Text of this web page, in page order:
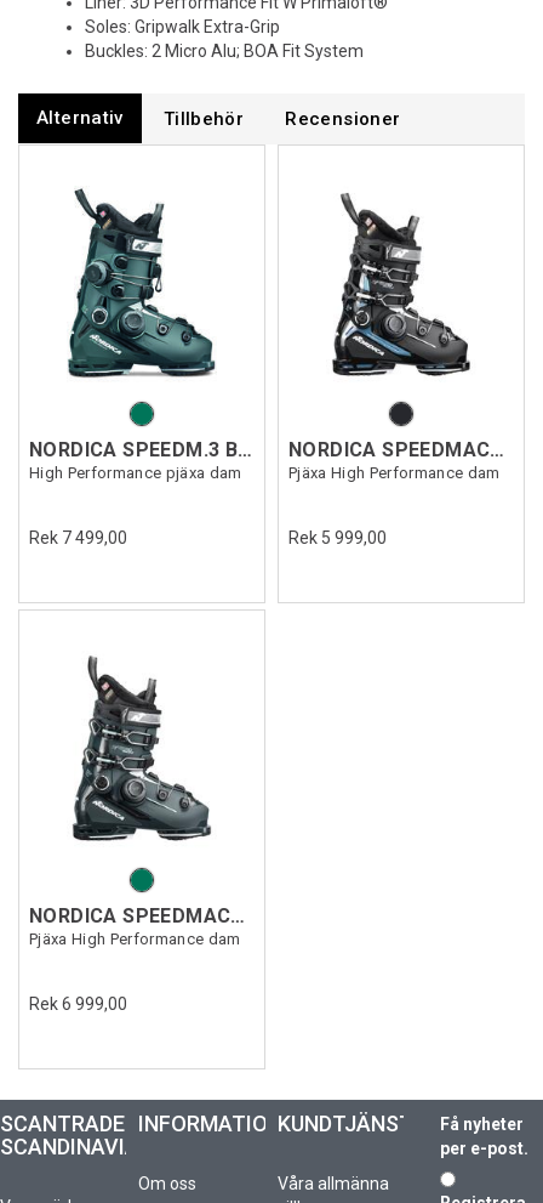
Soles: Gripwalk Extra-Grip
Buckles: 2 Micro Alu; BOA Fit System
Alternativ Tillbehör Recensioner
NORDICA SPEEDM.3 BOA DD 105WGW
High Performance pjäxa dam
Rek 7 499,00
NORDICA SPEEDMACH.3 BOA 95W GW
Pjäxa High Performance dam
Rek 5 999,00
NORDICA SPEEDMACH.3 BOA 105W GW
Pjäxa High Performance dam
Rek 6 999,00
SCANTRADE
SCANDINAVIA
INFORMATION
Om oss
KUNDTJÄNST
Våra allmänna
Få nyheter
per e-post.